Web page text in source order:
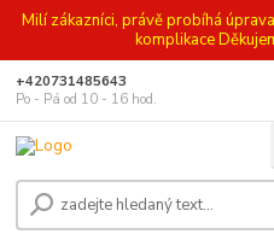
Milí zákazníci, právě probíhá
komplikace
+420731485643
Po - Pá od 10 - 16 hod.